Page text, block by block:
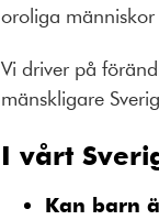
oroliga
Vi driver på
mänskligare
I vårt
Kan barn